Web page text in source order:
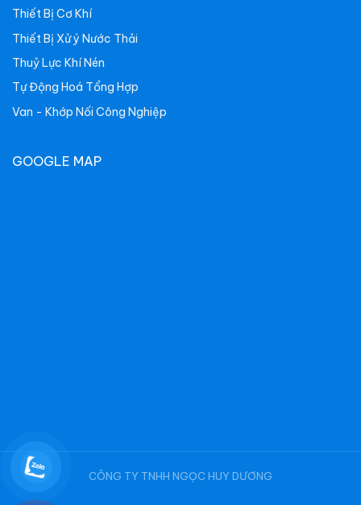
Thiết Bị Cơ Khí
Thiết Bị Xử ý Nước Thải
Thuỷ Lực Khí Nén
Tự Động Hoá Tổng Hợp
Van - Khớp Nối Công Nghiệp
GOOGLE MAP
CÔNG TY TNHH NGỌC HUY DƯƠNG